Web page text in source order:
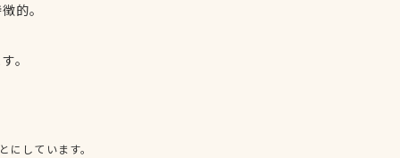
的。
。
しています。